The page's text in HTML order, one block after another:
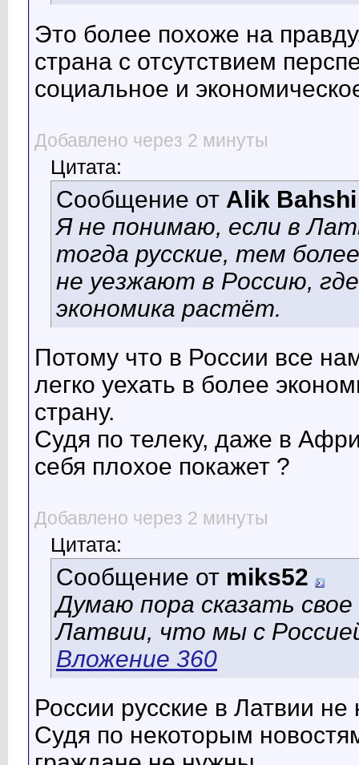
Это более похоже на
страна с отсутствием
социальное и
Добавлено через 2 минуты
Цитата:
Сообщение от Alik Bahshi
Я не понимаю, если в
тогда русские, тем
не уезжают в Россию,
экономика растёт.
Потому что в России все
легко уехать в более
страну.
Судя по телеку, даже в
себя плохое покажет ?
Добавлено через 2 минуты
Цитата:
Сообщение от miks52
Думаю пора сказать
Латвии, что мы с
Вложение 360
России русские в Латвии
Судя по некоторым